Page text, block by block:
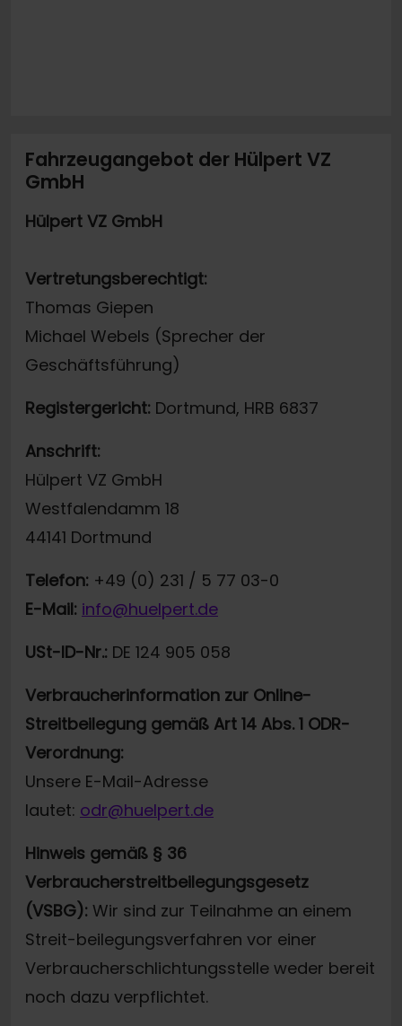
Fahrzeugangebot der Hülpert VZ
GmbH
Hülpert VZ GmbH
Vertretungsberechtigt:
Thomas Giepen
Michael Webels (Sprecher der
Geschäftsführung)
Registergericht: Dortmund, HRB 6837
Anschrift:
Hülpert VZ GmbH
Westfalendamm 18
44141 Dortmund
Telefon: +49 (0) 231 / 5 77 03-0
E-Mail: info@huelpert.de
USt-ID-Nr.: DE 124 905 058
Verbraucherinformation zur Online-
Streitbeilegung gemäß Art 14 Abs. 1 ODR-
Verordnung:
Unsere E-Mail-Adresse
lautet: odr@huelpert.de
Hinweis gemäß § 36
Verbraucherstreitbeilegungsgesetz
(VSBG): Wir sind zur Teilnahme an einem
Streit-beilegungsverfahren vor einer
Verbraucherschlichtungsstelle weder bereit
noch dazu verpflichtet.